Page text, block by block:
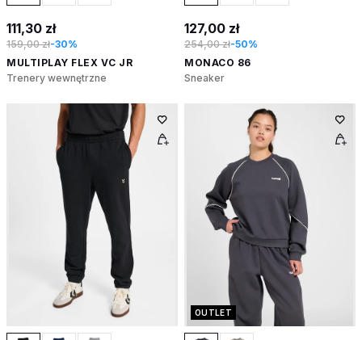
111,30 zł
159,00 zł-30%
MULTIPLAY FLEX VC JR
Trenery wewnętrzne
127,00 zł
254,00 zł-50%
MONACO 86
Sneaker
OUTLET